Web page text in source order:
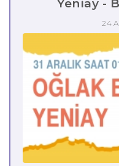
Yeniay -
24